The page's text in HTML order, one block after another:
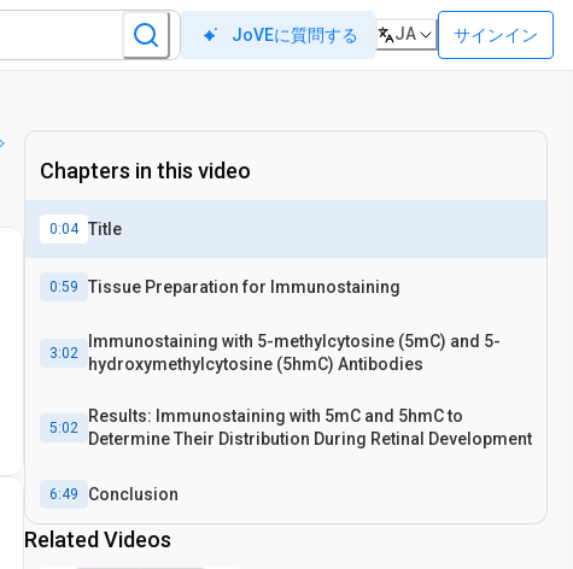
JoVEに質問する JA サインイン
Chapters in this video
0:04 Title
0:59 Tissue Preparation for Immunostaining
3:02
Immunostaining with 5-methylcytosine (5mC) and 5-
hydroxymethylcytosine (5hmC) Antibodies
5:02
Results: Immunostaining with 5mC and 5hmC to
Determine Their Distribution During Retinal Development
6:49 Conclusion
Related Videos